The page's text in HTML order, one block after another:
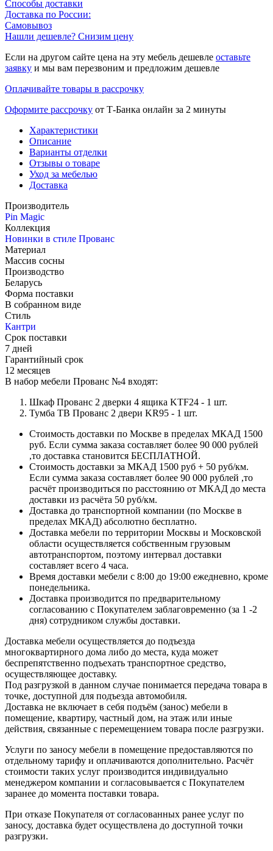
Способы доставки
Доставка по России:
Самовывоз
Нашли дешевле? Снизим цену
Если на другом сайте цена на эту мебель дешевле оставьте
заявку и мы вам перезвоним и предложим дешевле
Оплачивайте товары в рассрочку
Оформите рассрочку от Т-Банка онлайн за 2 минуты
Характеристики
Описание
Варианты отделки
Отзывы о товаре
Уход за мебелью
Доставка
Производитель
Pin Magic
Коллекция
Новинки в стиле Прованс
Материал
Массив сосны
Производство
Беларусь
Форма поставки
В собранном виде
Стиль
Кантри
Срок поставки
7 дней
Гарантийный срок
12 месяцев
В набор мебели Прованс №4 входят:
Шкаф Прованс 2 дверки 4 ящика KTF24 - 1 шт.
Тумба ТВ Прованс 2 двери KR95 - 1 шт.
Стоимость доставки по Москве в пределах МКАД 1500
руб. Если сумма заказа составляет более 90 000 рублей
,то доставка становится БЕСПЛАТНОЙ.
Стоимость доставки за МКАД 1500 руб + 50 руб/км.
Если сумма заказа составляет более 90 000 рублей ,то
расчёт производиться по расстоянию от МКАД до места
доставки из расчёта 50 руб/км.
Доставка до транспортной компании (по Москве в
пределах МКАД) абсолютно бесплатно.
Доставка мебели по территории Москвы и Московской
области осуществляется собственным грузовым
автотранспортом, поэтому интервал доставки
составляет всего 4 часа.
Время доставки мебели с 8:00 до 19:00 ежедневно, кроме
понедельника.
Доставка производится по предварительному
согласованию с Покупателем заблаговременно (за 1 -2
дня) сотрудником службы доставки.
Доставка мебели осуществляется до подъезда
многоквартирного дома либо до места, куда может
беспрепятственно подъехать транспортное средство,
осуществляющее доставку.
Под разгрузкой в данном случае понимается передача товара в
точке, доступной для подъезда автомобиля.
Доставка не включает в себя подъём (занос) мебели в
помещение, квартиру, частный дом, на этаж или иные
действия, связанные с перемещением товара после разгрузки.
Услуги по заносу мебели в помещение предоставляются по
отдельному тарифу и оплачиваются дополнительно. Расчёт
стоимости таких услуг производится индивидуально
менеджером компании и согласовывается с Покупателем
заранее до момента поставки товара.
При отказе Покупателя от согласованных ранее услуг по
заносу, доставка будет осуществлена до доступной точки
разгрузки.